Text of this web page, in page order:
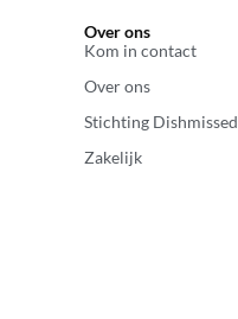
Over ons
Kom in contact
Over ons
Stichting Dishmissed
Zakelijk